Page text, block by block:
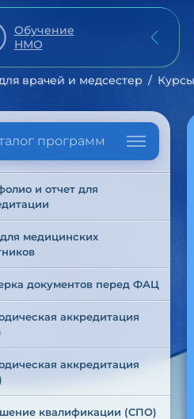
Обучение
НМО
врачей и медсестер
программ
и отчет для
медицинских
документов перед ФАЦ
аккредитация
аккредитация
квалификации (СПО)